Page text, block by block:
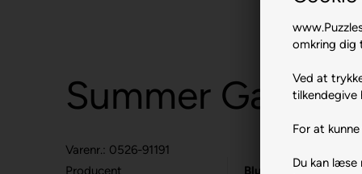
omkring dig
Ved at
tilkendegive
For at
Du kan læse
Summer Garden.
Varenr.: 0526-91191
Producent
Bluebird